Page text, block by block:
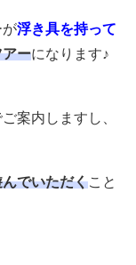
が浮き具を持って
アーになります♪
ご案内しますし、
でいただく こと